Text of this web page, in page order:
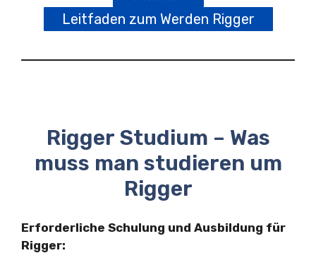
Leitfaden zum Werden Rigger
Rigger Studium – Was
muss man studieren um
Rigger
Erforderliche Schulung und Ausbildung für
Rigger: